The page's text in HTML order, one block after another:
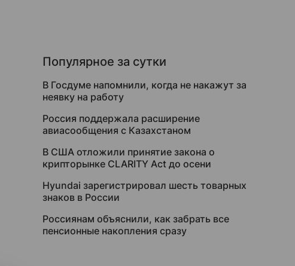
Популярное за сутки
В Госдуме напомнили, когда не накажут за
неявку на работу
Россия поддержала расширение
авиасообщения с Казахстаном
В США отложили принятие закона о
крипторынке CLARITY Act до осени
Hyundai зарегистрировал шесть товарных
знаков в России
Россиянам объяснили, как забрать все
пенсионные накопления сразу